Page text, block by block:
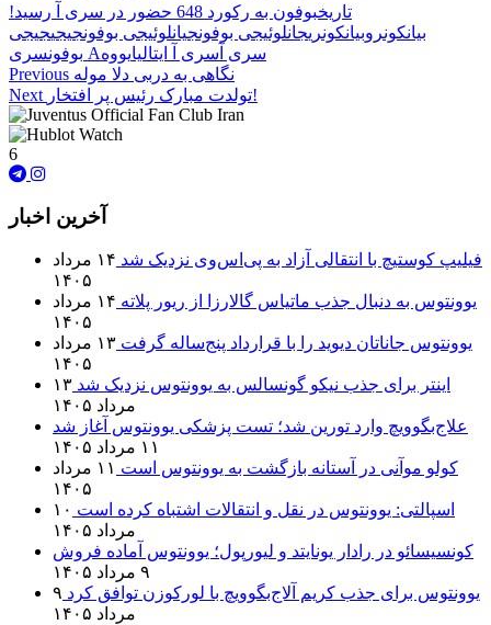
تاریخبوفون به رکورد 648 حضور در سری آ رسید!
بیانکونروبیانکونریجانلوئیجی بوفونجیانلوئیجی بوفونجیجیجیجی
بوفون سری A سری آ سری آ ایتالیایووه
Previous نگاهی به دربی دلا موله
Next
تولدت مبارک رئیس پر افتخار!
6
آخرین اخبار
فیلیپ کوستیچ با انتقالی آزاد به پی‌اس‌وی نزدیک شد
۱۴ مرداد
۱۴۰۵
یوونتوس به دنبال جذب ماتیاس گالارزا از ریور پلاته
۱۴ مرداد
۱۴۰۵
یوونتوس جاناتان دیوید را با قرارداد پنج‌ساله گرفت
۱۳ مرداد
۱۴۰۵
اینتر برای جذب نیکو گونسالس به یوونتوس نزدیک شد ۱۳
مرداد ۱۴۰۵
علاج‌بگوویچ وارد تورین شد؛ تست پزشکی یوونتوس آغاز شد
۱۱ مرداد ۱۴۰۵
کولو موآنی در آستانه بازگشت به یوونتوس است
۱۱ مرداد
۱۴۰۵
اسپالتی: یوونتوس در نقل و انتقالات اشتباه کرده است ۱۰
مرداد ۱۴۰۵
کونسیسائو در رادار یونایتد و لیورپول؛ یوونتوس آماده فروش
۹ مرداد ۱۴۰۵
یوونتوس برای جذب کریم آلاج‌بگوویچ با لورکوزن توافق کرد ۹
مرداد ۱۴۰۵